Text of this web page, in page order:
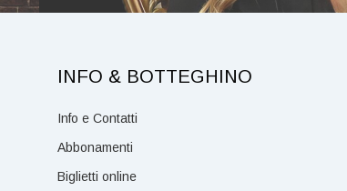
INFO & BOTTEGHINO
Info e Contatti
Abbonamenti
Biglietti online